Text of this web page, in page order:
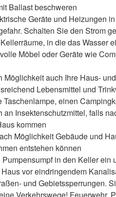
Ballast beschweren
Geräte und Heizungen
Schalten Sie den Strom
in die das Wasser
Möbel oder Geräte wie
Möglichkeit auch Ihre Haus-
Lebensmittel und
Taschenlampe, einen
an Insektenschutzmittel, falls
kommen
Möglichkeit Gebäude und
entstehen können
in den Keller
vor eindringendem
und Gebietssperrungen.